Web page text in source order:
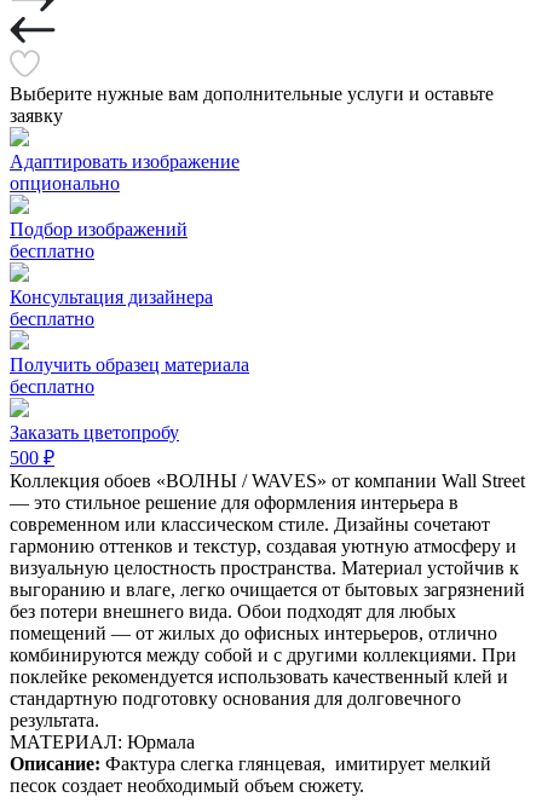
Выберите нужные вам дополнительные услуги и оставьте
заявку
Адаптировать изображение
опционально
Подбор изображений
бесплатно
Консультация дизайнера
бесплатно
Получить образец материала
бесплатно
Заказать цветопробу
500 ₽
Коллекция обоев «ВОЛНЫ / WAVES» от компании Wall Street
— это стильное решение для оформления интерьера в
современном или классическом стиле. Дизайны сочетают
гармонию оттенков и текстур, создавая уютную атмосферу и
визуальную целостность пространства. Материал устойчив к
выгоранию и влаге, легко очищается от бытовых загрязнений
без потери внешнего вида. Обои подходят для любых
помещений — от жилых до офисных интерьеров, отлично
комбинируются между собой и с другими коллекциями. При
поклейке рекомендуется использовать качественный клей и
стандартную подготовку основания для долговечного
результата.
МАТЕРИАЛ: Юрмала
Описание: Фактура слегка глянцевая, имитирует мелкий
песок создает необходимый объем сюжету.